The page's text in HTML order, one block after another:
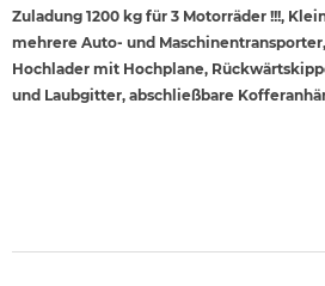
Zuladung 1200 kg für 3 Motorräder !!!,
mehrere Auto- und
Hochlader mit Hochplane,
und Laubgitter, abschließbare